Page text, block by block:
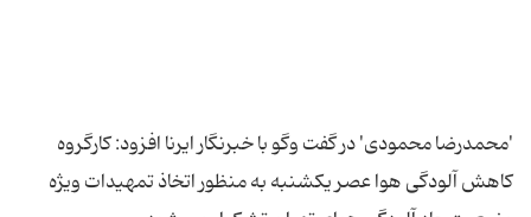
'محمدرضا محمودی' در گفت وگو با خبرنگار ایرنا افزود: كارگروه
كاهش آلودگی هوا عصر یكشنبه به منظور اتخاذ تمهیدات ویژه